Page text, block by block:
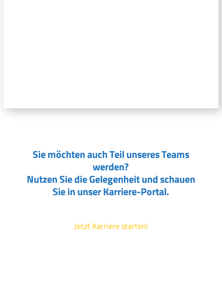
Sie möchten auch Teil unseres Teams
werden?
Nutzen Sie die Gelegenheit und schauen
Sie in unser Karriere-Portal.
Jetzt Karriere starten!